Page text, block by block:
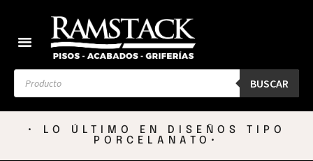
BUSCAR
• LO ÚLTIMO EN DISEÑOS TIPO
PORCELANATO•